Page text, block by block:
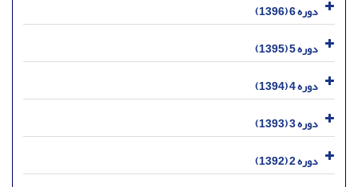
دوره 6 (1396)
دوره 5 (1395)
دوره 4 (1394)
دوره 3 (1393)
دوره 2 (1392)